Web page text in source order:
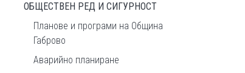
ОБЩЕСТВЕН РЕД И СИГУРНОСТ
Планове и програми на Община
Габрово
Аварийно планиране